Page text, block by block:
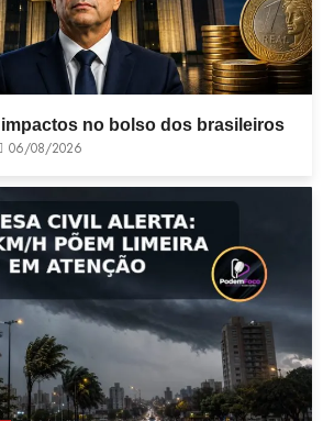
impactos no bolso dos brasileiros
06/08/2026